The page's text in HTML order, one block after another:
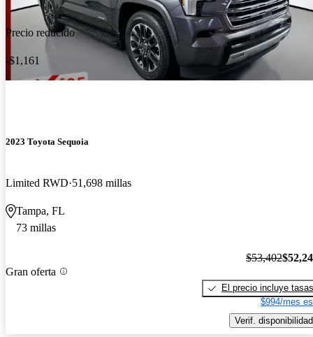
Precio reducido
-$1,161
2023 Toyota Sequoia
Limited RWD 51,698 millas
Tampa, FL
73 millas
Gran oferta
$53,402
El precio incluye tasas
$994/mes
Verif. disponibilidad